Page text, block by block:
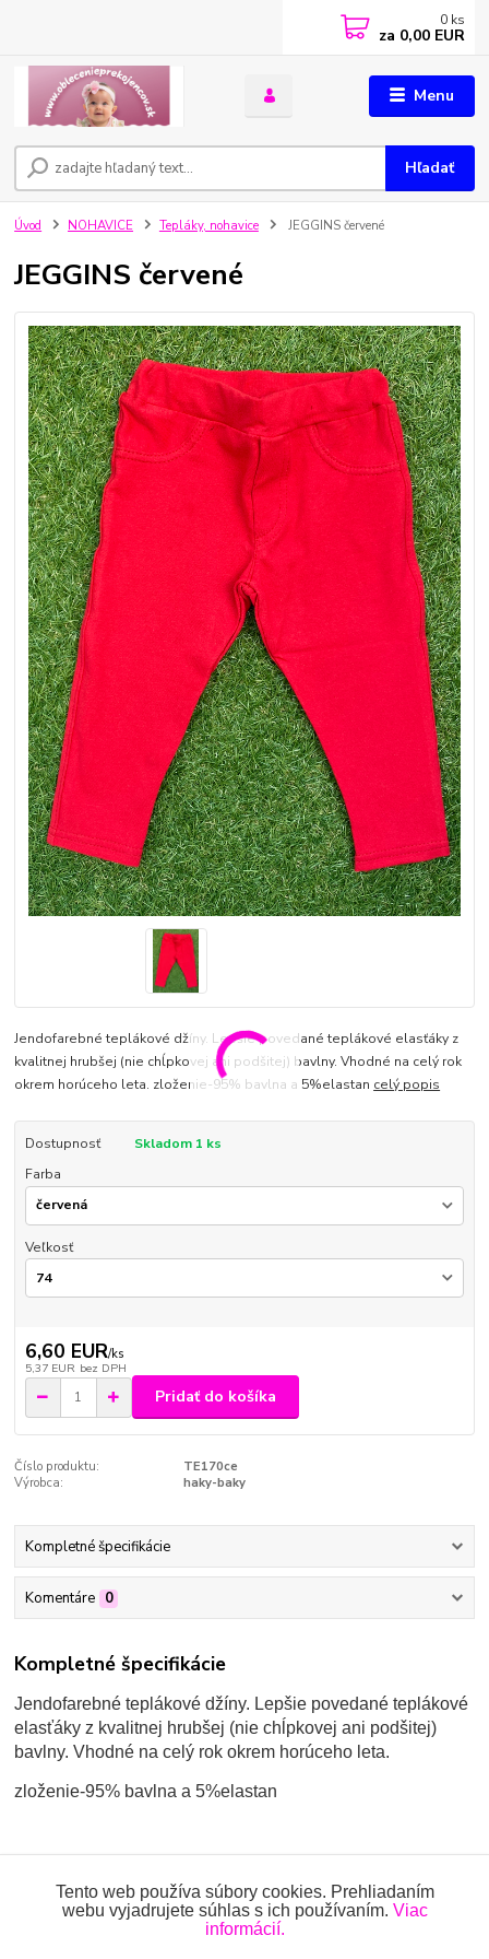
Menu
Hľadať
0 ks
za 0,00 EUR
Úvod NOHAVICE Tepláky, nohavice JEGGINS červené
JEGGINS červené
Jendofarebné teplákové džíny. Lepšie povedané teplákové elasťáky z
kvalitnej hrubšej (nie chĺpkovej ani podšitej) bavlny. Vhodné na celý rok
okrem horúceho leta. zloženie-95% bavlna a 5%elastan celý popis
Dostupnosť
Skladom 1 ks
Farba
Veľkosť
6,60 EUR/ks
5,37 EUR bez DPH
Pridať do košíka
Číslo produktu:
TE170ce
Výrobca:
haky-baky
Kompletné špecifikácie
Komentáre 0
Kompletné špecifikácie
Jendofarebné teplákové džíny. Lepšie povedané teplákové
elasťáky z kvalitnej hrubšej (nie chĺpkovej ani podšitej)
bavlny. Vhodné na celý rok okrem horúceho leta.
zloženie-95% bavlna a 5%elastan
Tovar zaradený v kategóriách
Tento web používa súbory cookies. Prehliadaním
webu vyjadrujete súhlas s ich používaním. Viac
informácií.